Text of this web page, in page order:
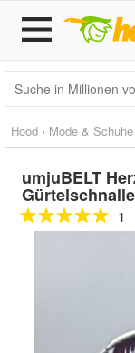
Hood › Mode & Schuhe
umjuBELT
1